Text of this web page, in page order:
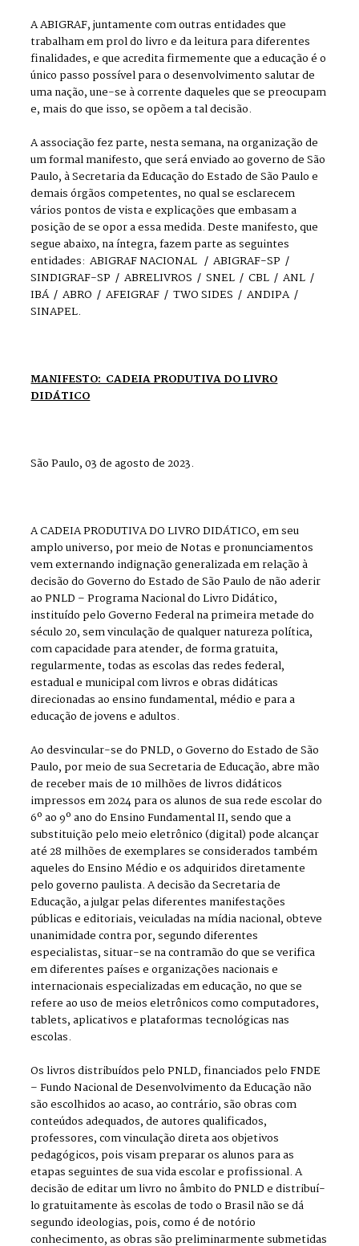
A ABIGRAF, juntamente com outras entidades que
trabalham em prol do livro e da leitura para diferentes
finalidades, e que acredita firmemente que a educação é o
único passo possível para o desenvolvimento salutar de
uma nação, une-se à corrente daqueles que se preocupam
e, mais do que isso, se opõem a tal decisão.
A associação fez parte, nesta semana, na organização de
um formal manifesto, que será enviado ao governo de São
Paulo, à Secretaria da Educação do Estado de São Paulo e
demais órgãos competentes, no qual se esclarecem
vários pontos de vista e explicações que embasam a
posição de se opor a essa medida. Deste manifesto, que
segue abaixo, na íntegra, fazem parte as seguintes
entidades: ABIGRAF NACIONAL / ABIGRAF-SP /
SINDIGRAF-SP / ABRELIVROS / SNEL / CBL / ANL /
IBÁ / ABRO / AFEIGRAF / TWO SIDES / ANDIPA /
SINAPEL.
MANIFESTO: CADEIA PRODUTIVA DO LIVRO
DIDÁTICO
São Paulo, 03 de agosto de 2023.
A CADEIA PRODUTIVA DO LIVRO DIDÁTICO, em seu
amplo universo, por meio de Notas e pronunciamentos
vem externando indignação generalizada em relação à
decisão do Governo do Estado de São Paulo de não aderir
ao PNLD – Programa Nacional do Livro Didático,
instituído pelo Governo Federal na primeira metade do
século 20, sem vinculação de qualquer natureza política,
com capacidade para atender, de forma gratuita,
regularmente, todas as escolas das redes federal,
estadual e municipal com livros e obras didáticas
direcionadas ao ensino fundamental, médio e para a
educação de jovens e adultos.
Ao desvincular-se do PNLD, o Governo do Estado de São
Paulo, por meio de sua Secretaria de Educação, abre mão
de receber mais de 10 milhões de livros didáticos
impressos em 2024 para os alunos de sua rede escolar do
6º ao 9º ano do Ensino Fundamental II, sendo que a
substituição pelo meio eletrônico (digital) pode alcançar
até 28 milhões de exemplares se considerados também
aqueles do Ensino Médio e os adquiridos diretamente
pelo governo paulista. A decisão da Secretaria de
Educação, a julgar pelas diferentes manifestações
públicas e editoriais, veiculadas na mídia nacional, obteve
unanimidade contra por, segundo diferentes
especialistas, situar-se na contramão do que se verifica
em diferentes países e organizações nacionais e
internacionais especializadas em educação, no que se
refere ao uso de meios eletrônicos como computadores,
tablets, aplicativos e plataformas tecnológicas nas
escolas.
Os livros distribuídos pelo PNLD, financiados pelo FNDE
– Fundo Nacional de Desenvolvimento da Educação não
são escolhidos ao acaso, ao contrário, são obras com
conteúdos adequados, de autores qualificados,
professores, com vinculação direta aos objetivos
pedagógicos, pois visam preparar os alunos para as
etapas seguintes de sua vida escolar e profissional. A
decisão de editar um livro no âmbito do PNLD e distribuí-
lo gratuitamente às escolas de todo o Brasil não se dá
segundo ideologias, pois, como é de notório
conhecimento, as obras são preliminarmente submetidas